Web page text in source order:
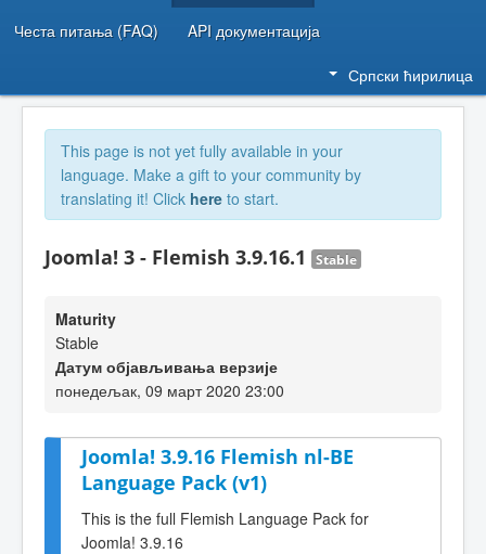
Честа питања (FAQ) API документација
Српски ћирилица
This page is not yet fully available in your
language. Make a gift to your community by
translating it! Click here to start.
Joomla! 3 - Flemish 3.9.16.1 Stable
Maturity
Stable
Датум објављивања верзије
понедељак, 09 март 2020 23:00
Joomla! 3.9.16 Flemish nl-BE
Language Pack (v1)
This is the full Flemish Language Pack for
Joomla! 3.9.16